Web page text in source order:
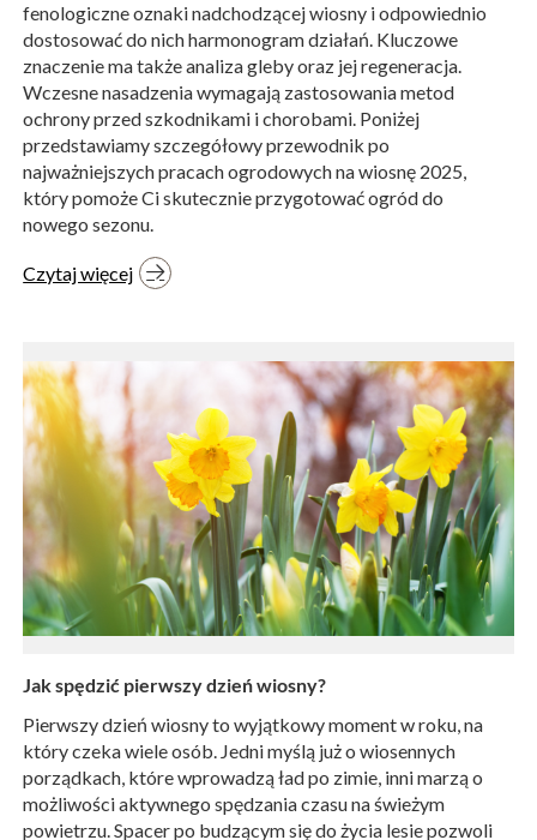
fenologiczne oznaki nadchodzącej wiosny i odpowiednio
dostosować do nich harmonogram działań. Kluczowe
znaczenie ma także analiza gleby oraz jej regeneracja.
Wczesne nasadzenia wymagają zastosowania metod
ochrony przed szkodnikami i chorobami. Poniżej
przedstawiamy szczegółowy przewodnik po
najważniejszych pracach ogrodowych na wiosnę 2025,
który pomoże Ci skutecznie przygotować ogród do
nowego sezonu.
Czytaj więcej
Jak spędzić pierwszy dzień wiosny?
Pierwszy dzień wiosny to wyjątkowy moment w roku, na
który czeka wiele osób. Jedni myślą już o wiosennych
porządkach, które wprowadzą ład po zimie, inni marzą o
możliwości aktywnego spędzania czasu na świeżym
powietrzu. Spacer po budzącym się do życia lesie pozwoli